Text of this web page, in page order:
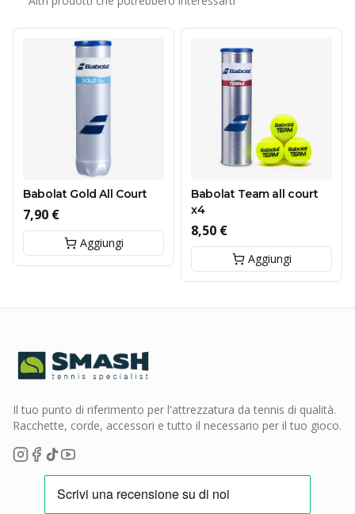
Babolat Gold All Court
7,90 €
Aggiungi
Babolat Team all court
x4
8,50 €
Aggiungi
Il tuo punto di riferimento per l'attrezzatura da tennis di qualità.
Racchette, corde, accessori e tutto il necessario per il tuo gioco.